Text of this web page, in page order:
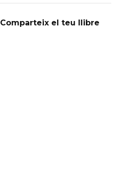
Comparteix el teu llibre